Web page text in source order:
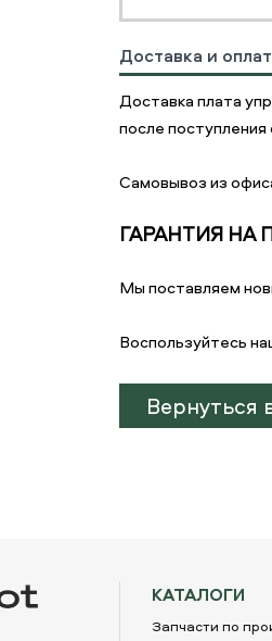
Доставка и
Доставка плата
после
Самовывоз из
ГАРАНТИЯ НА
Мы поставляем
Воспользуйтесь
Вернуться
КАТАЛОГИ
Запчасти по